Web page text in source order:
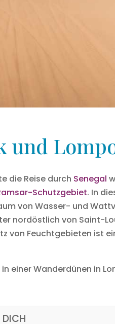
und
die Reise durch Senegal
Schutzgebiet. In
von Wasser- und
nordöstlich von Saint-
von Feuchtgebieten ist
einer Wanderdünen in
DICH